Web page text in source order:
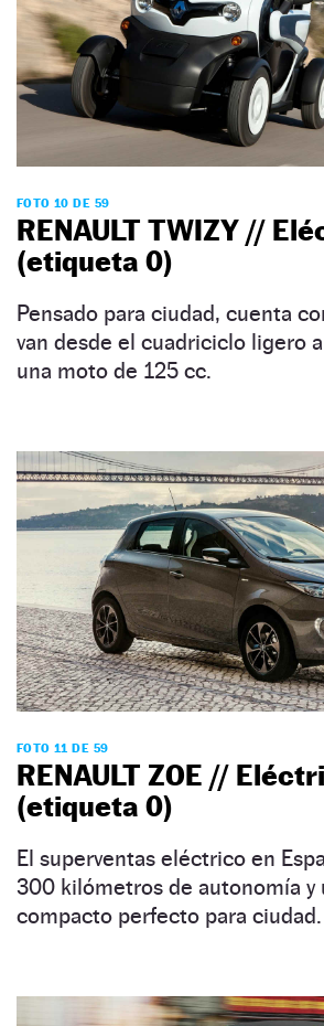
FOTO 10 DE 59
RENAULT TWIZY //
(etiqueta 0)
Pensado para ciudad, cuenta
van desde el cuadriciclo ligero
una moto de 125 cc.
FOTO 11 DE 59
RENAULT ZOE //
(etiqueta 0)
El superventas eléctrico en
300 kilómetros de autonomía y
compacto perfecto para ciudad.